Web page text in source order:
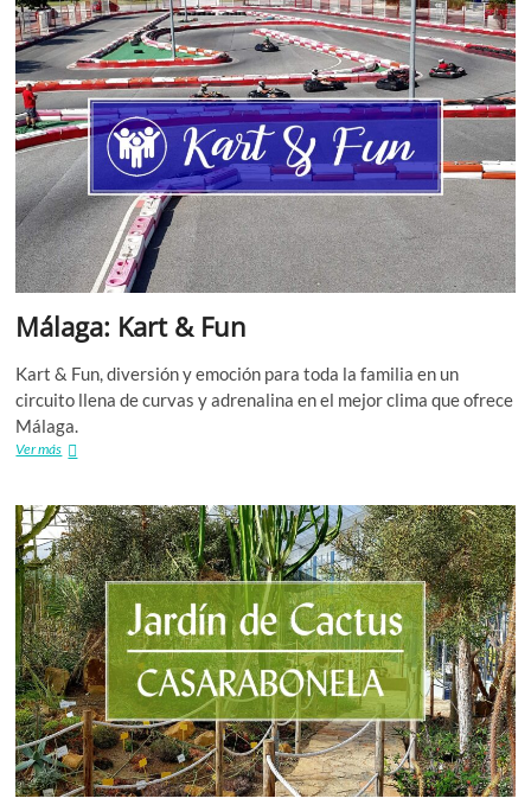
Málaga: Kart & Fun
Kart & Fun, diversión y emoción para toda la familia en un
circuito llena de curvas y adrenalina en el mejor clima que ofrece
Málaga.
Ver másMálaga:
Fun